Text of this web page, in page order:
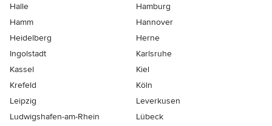
Halle
Hamburg
Hamm
Hannover
Heidelberg
Herne
Ingolstadt
Karlsruhe
Kassel
Kiel
Krefeld
Köln
Leipzig
Leverkusen
Ludwigshafen-am-Rhein
Lübeck